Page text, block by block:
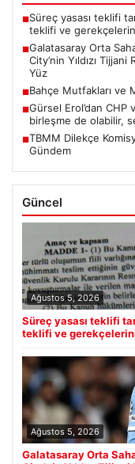
■Süreç yasası teklifi
teklifi ve
■Galatasaray Orta
City’nin Yıldızı
Yüz
■Bahçe Mutfakları ve
■Gürsel Erol’dan CHP
birleşme de olabilir,
■TBMM Dilekçe
Gündem
Güncel
Ağustos 5, 2026
Süreç yasası teklifi
teklifi ve
Ağustos 5, 2026
Galatasaray Orta